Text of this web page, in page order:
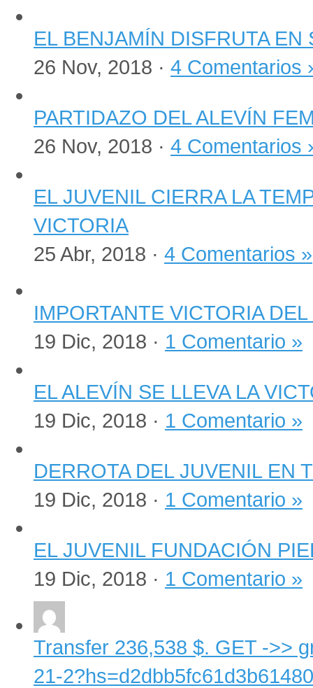
EL BENJAMÍN DISFRUTA EN
26 Nov, 2018 · 4 Comentarios
PARTIDAZO DEL ALEVÍN
26 Nov, 2018 · 4 Comentarios
EL JUVENIL CIERRA LA
VICTORIA
25 Abr, 2018 · 4 Comentarios »
IMPORTANTE VICTORIA
19 Dic, 2018 · 1 Comentario »
EL ALEVÍN SE LLEVA LA
19 Dic, 2018 · 1 Comentario »
DERROTA DEL JUVENIL EN
19 Dic, 2018 · 1 Comentario »
EL JUVENIL FUNDACIÓN
19 Dic, 2018 · 1 Comentario »
Transfer 236,538 $. GET ->>
21-